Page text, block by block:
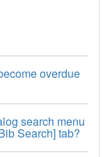
overdue
search menu
Search] tab?